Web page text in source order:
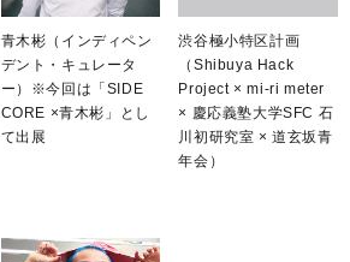
青木彬（インディペン
デント・キュレータ
ー）※今回は「SIDE
CORE ×青木彬」とし
て出展
渋谷極小特区計画
（Shibuya Hack
Project × mi-ri meter
× 慶応義塾大学SFC 石
川初研究室 × 道玄坂青
年会）